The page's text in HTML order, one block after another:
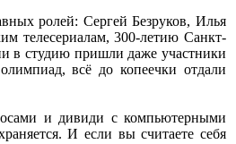
ролей: Сергей Безруков, Илья
телесериалам, 300-летию Санкт-
в студию пришли даже участники
всё до копеечки отдали
и дивиди с компьютерными
И если вы считаете себя